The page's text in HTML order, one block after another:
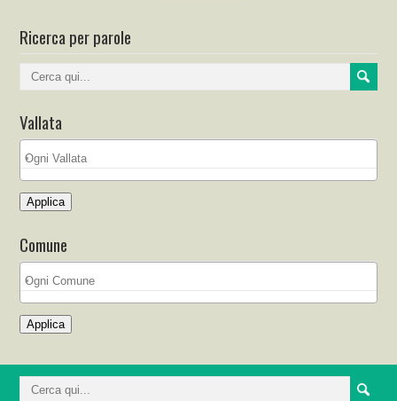
Ricerca per parole
Vallata
Applica
Comune
Applica